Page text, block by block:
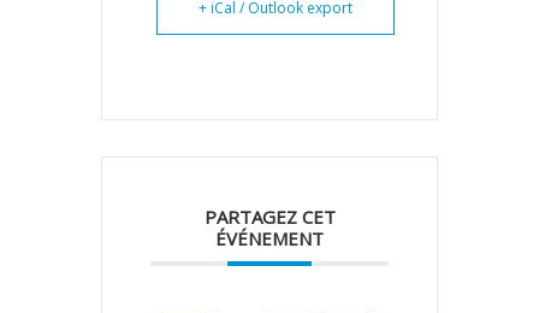
+ iCal / Outlook export
PARTAGEZ CET
ÉVÉNEMENT